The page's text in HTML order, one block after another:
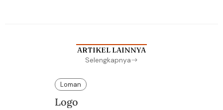
ARTIKEL LAINNYA
Selengkapnya
Loman
Logo